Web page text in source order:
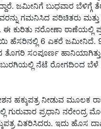
ಜಮೀನಿಗೆ ಬುಧವಾರ
ಗಮನಿಸಿದ ಪರಿಚಿತರು ಮತ್ತು
ಈ ಕುರಿತು ನರೋಣಾ ಠಾಣೆಯಲ್ಲಿ
ಹೆಸರಿನಲ್ಲಿ 6 ಎಕರೆ ಜಮೀನಿದೆ.
ಸಂಪೂರ್ಣ ಹಾನಿಯಾಗಿತ್ತು.
ನೆಟೆ ರೋಗದಿಂದ ಬೆಳೆ
ಹಕ್ಕುಪತ್ರ ನೀಡುವ ಮೂಲಕ
ಪ್ರಧಾನಿ ನರೇಂದ್ರ
ವಿತರಿಸಿದರು. ಇದು ಹೊಸ